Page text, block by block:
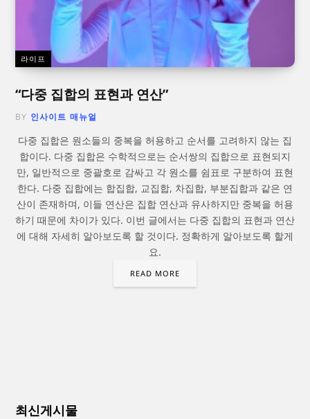
라이프
“다중 집합의 표현과 연산”
BY 인사이트 매뉴얼
다중 집합은 원소들의 중복을 허용하고 순서를 고려하지 않는 집
합이다. 다중 집합은 수학적으로는 순서쌍의 집합으로 표현되지
만, 일반적으로 중괄호로 감싸고 각 원소를 쉼표로 구분하여 표현
한다. 다중 집합에는 합집합, 교집합, 차집합, 부분집합과 같은 연
산이 존재하며, 이들 연산은 집합 연산과 유사하지만 중복을 허용
하기 때문에 차이가 있다. 이번 글에서는 다중 집합의 표현과 연산
에 대해 자세히 알아보도록 할 것이다. 정확하게 알아보도록 할게
요.
READ MORE
최신게시물